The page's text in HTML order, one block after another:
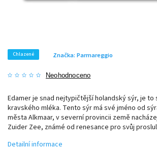
Chlazené
Neohodnoceno
Značka: Parmareggio
Edamer je snad nejtypičtější holandský sýr, je
kravského mléka. Tento sýr má své jméno od
města Alkmaar, v severní provincii země
Zuider Zee, známé od renesance pro svůj
Detailní informace